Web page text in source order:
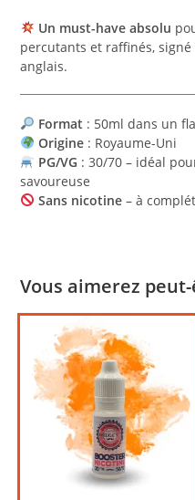
Un must-have absolu
percutants et raffinés,
anglais.
Format : 50ml dans un
Origine : Royaume-Uni
PG/VG : 30/70 – idéal
savoureuse
Sans nicotine – à
Vous aimerez